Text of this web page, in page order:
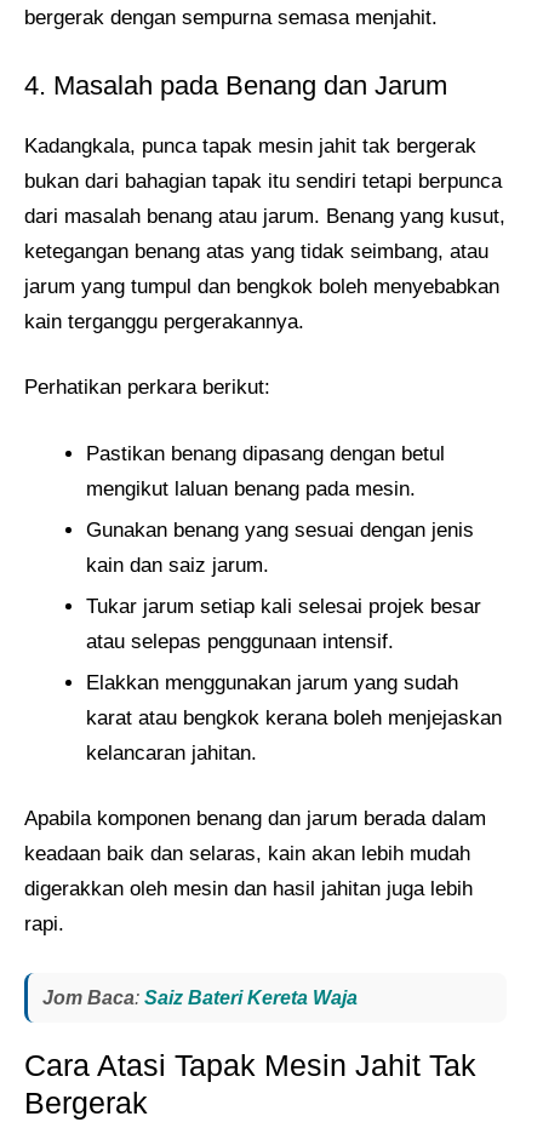
bergerak dengan sempurna semasa menjahit.
4. Masalah pada Benang dan Jarum
Kadangkala, punca tapak mesin jahit tak bergerak
bukan dari bahagian tapak itu sendiri tetapi berpunca
dari masalah benang atau jarum. Benang yang kusut,
ketegangan benang atas yang tidak seimbang, atau
jarum yang tumpul dan bengkok boleh menyebabkan
kain terganggu pergerakannya.
Perhatikan perkara berikut:
Pastikan benang dipasang dengan betul
mengikut laluan benang pada mesin.
Gunakan benang yang sesuai dengan jenis
kain dan saiz jarum.
Tukar jarum setiap kali selesai projek besar
atau selepas penggunaan intensif.
Elakkan menggunakan jarum yang sudah
karat atau bengkok kerana boleh menjejaskan
kelancaran jahitan.
Apabila komponen benang dan jarum berada dalam
keadaan baik dan selaras, kain akan lebih mudah
digerakkan oleh mesin dan hasil jahitan juga lebih
rapi.
Jom Baca: Saiz Bateri Kereta Waja
Cara Atasi Tapak Mesin Jahit Tak
Bergerak